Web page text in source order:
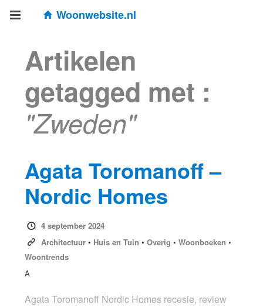
Woonwebsite.nl
Artikelen
getagged met :
"Zweden"
Agata Toromanoff –
Nordic Homes
4 september 2024
Architectuur• Huis en Tuin • Overig • Woonboeken •
Woontrends
A
Agata Toromanoff Nordic Homes recesie, review